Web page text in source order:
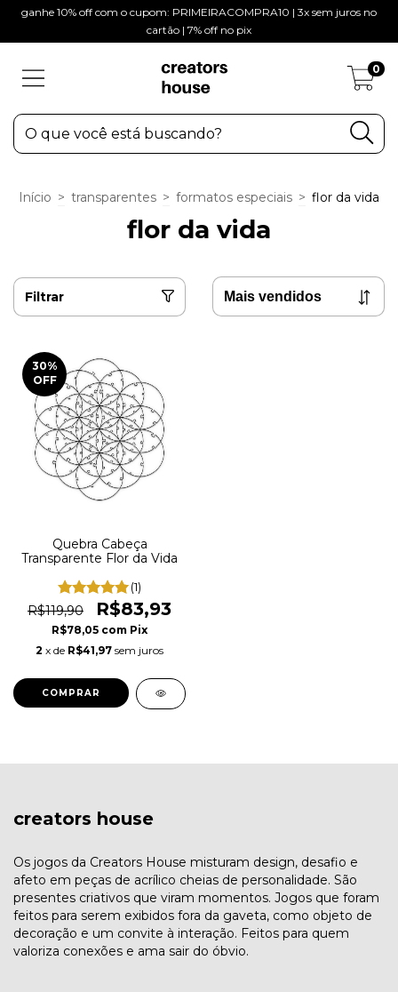
ganhe 10% off com o cupom: PRIMEIRACOMPRA10 | 3x sem juros no
cartão | 7% off no pix
0
Início > transparentes > formatos especiais > flor da vida
flor da vida
Filtrar
30%
OFF
Quebra Cabeça
Transparente Flor da Vida
(1)
R$119,90 R$83,93
R$78,05 com Pix
2 x de R$41,97 sem juros
COMPRAR
creators house
Os jogos da Creators House misturam design, desafio e
afeto em peças de acrílico cheias de personalidade. São
presentes criativos que viram momentos. Jogos que foram
feitos para serem exibidos fora da gaveta, como objeto de
decoração e um convite à interação. Feitos para quem
valoriza conexões e ama sair do óbvio.